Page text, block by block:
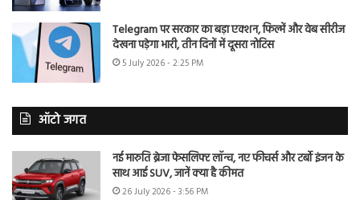
Telegram पर सरकार का बड़ा एक्शन, फिल्में और वेब सीरीज
देखना पड़ेगा भारी, तीन दिनों में दूसरा नोटिस
5 July 2026 - 2:25 PM
ऑटो जगत
नई मारुति ब्रेजा फेसलिफ्ट लॉन्च, नए फीचर्स और टर्बो इंजन के
साथ आई SUV, जानें क्या है कीमत
26 July 2026 - 3:56 PM